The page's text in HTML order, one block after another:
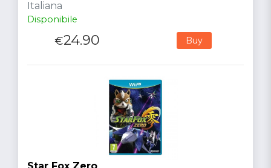
Italiana
Disponibile
€24.90 Buy